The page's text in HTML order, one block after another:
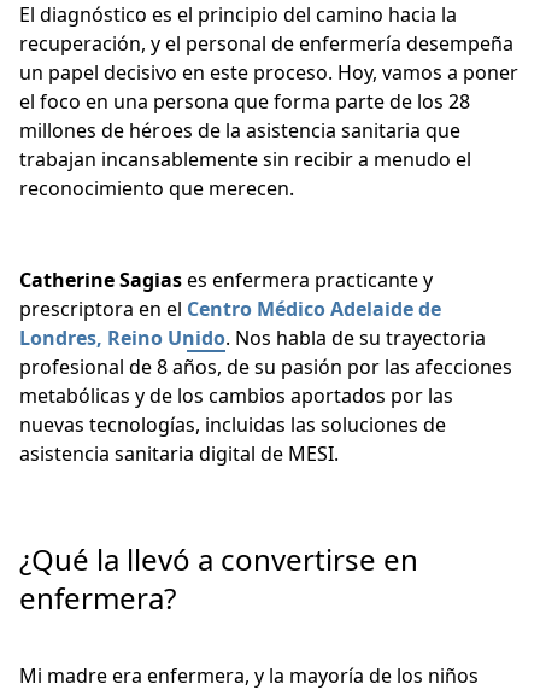
El diagnóstico es el principio del camino hacia la
recuperación, y el personal de enfermería desempeña
un papel decisivo en este proceso. Hoy, vamos a poner
el foco en una persona que forma parte de los 28
millones de héroes de la asistencia sanitaria que
trabajan incansablemente sin recibir a menudo el
reconocimiento que merecen.
Catherine Sagiases enfermera practicante y
prescriptora en el Centro Médico Adelaide de
Londres, Reino Unido. Nos habla de su trayectoria
profesional de 8 años, de su pasión por las afecciones
metabólicas y de los cambios aportados por las
nuevas tecnologías, incluidas las soluciones de
asistencia sanitaria digital de MESI.
¿Qué la llevó a convertirse en
enfermera?
Mi madre era enfermera, y la mayoría de los niños